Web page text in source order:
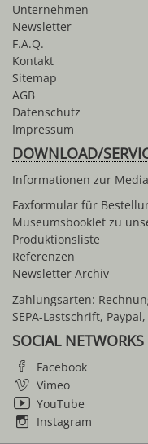
Unternehmen
Newsletter
F.A.Q.
Kontakt
Sitemap
AGB
Datenschutz
Impressum
DOWNLOAD/
Informationen zur
Faxformular für
Museumsbooklet zu
Produktionsliste
Referenzen
Newsletter Archiv
Zahlungsarten:
SEPA-Lastschrift,
SOCIAL NETWORKS
Facebook
Vimeo
YouTube
Instagram